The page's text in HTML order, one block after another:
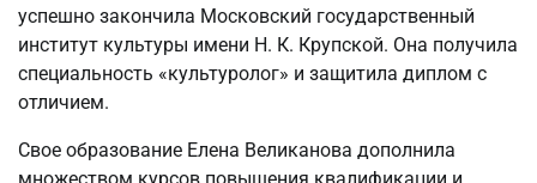
успешно закончила Московский государственный
институт культуры имени Н. К. Крупской. Она получила
специальность «культуролог» и защитила диплом с
отличием.
Свое образование Елена Великанова дополнила